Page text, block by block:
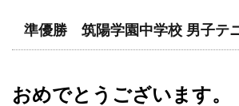
準優勝 筑陽学園中学校 男子テ
おめでとうございます。